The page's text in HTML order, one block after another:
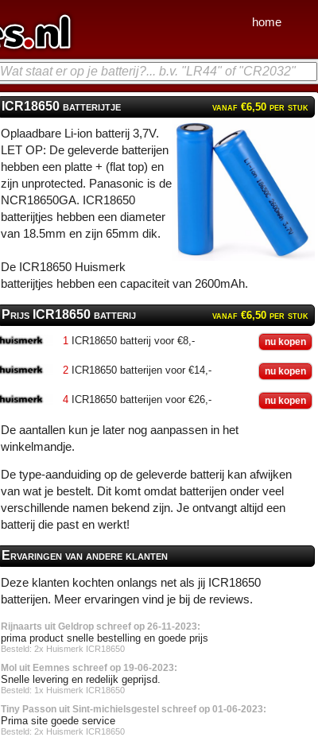
ICR18650 batterijtje vanaf €6,50 per stuk
Oplaadbare Li-ion batterij 3,7V.
LET OP: De geleverde batterijen
hebben een platte + (flat top) en
zijn unprotected. Panasonic is de
NCR18650GA. ICR18650
batterijtjes hebben een diameter
van 18.5mm en zijn 65mm dik.
De ICR18650 Huismerk
batterijtjes hebben een capaciteit van 2600mAh.
Prijs ICR18650 batterij vanaf €6,50 per stuk
1 ICR18650 batterij voor €8,- nu kopen
2 ICR18650 batterijen voor €14,- nu kopen
4 ICR18650 batterijen voor €26,- nu kopen
De aantallen kun je later nog aanpassen in het
winkelmandje.
De type-aanduiding op de geleverde batterij kan afwijken
van wat je bestelt. Dit komt omdat batterijen onder veel
verschillende namen bekend zijn. Je ontvangt altijd een
batterij die past en werkt!
Ervaringen van andere klanten
Deze klanten kochten onlangs net als jij ICR18650
batterijen. Meer ervaringen vind je bij de reviews.
Rijnaarts uit Geldrop schreef op 26-11-2023:
prima product snelle bestelling en goede prijs
Besteld: 2x Huismerk ICR18650
Mol uit Eemnes schreef op 19-06-2023:
Snelle levering en redelijk geprijsd.
Besteld: 1x Huismerk ICR18650
Tiny Passon uit Sint-michielsgestel schreef op 01-06-2023:
Prima site goede service
Besteld: 2x Huismerk ICR18650
home